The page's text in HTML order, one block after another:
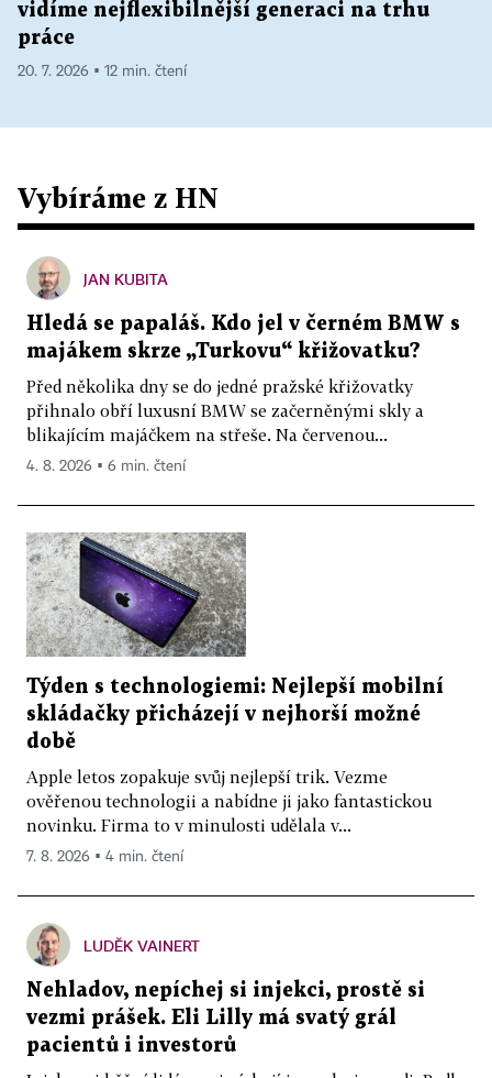
vidíme nejflexibilnější generaci na trhu
práce
20. 7. 2026 ▪ 12 min. čtení
Vybíráme z HN
JAN KUBITA
Hledá se papaláš. Kdo jel v černém BMW s
majákem skrze „Turkovu“ křižovatku?
Před několika dny se do jedné pražské křižovatky
přihnalo obří luxusní BMW se začerněnými skly a
blikajícím majáčkem na střeše. Na červenou...
4. 8. 2026 ▪ 6 min. čtení
Týden s technologiemi: Nejlepší mobilní
skládačky přicházejí v nejhorší možné
době
Apple letos zopakuje svůj nejlepší trik. Vezme
ověřenou technologii a nabídne ji jako fantastickou
novinku. Firma to v minulosti udělala v...
7. 8. 2026 ▪ 4 min. čtení
LUDĚK VAINERT
Nehladov, nepíchej si injekci, prostě si
vezmi prášek. Eli Lilly má svatý grál
pacientů i investorů